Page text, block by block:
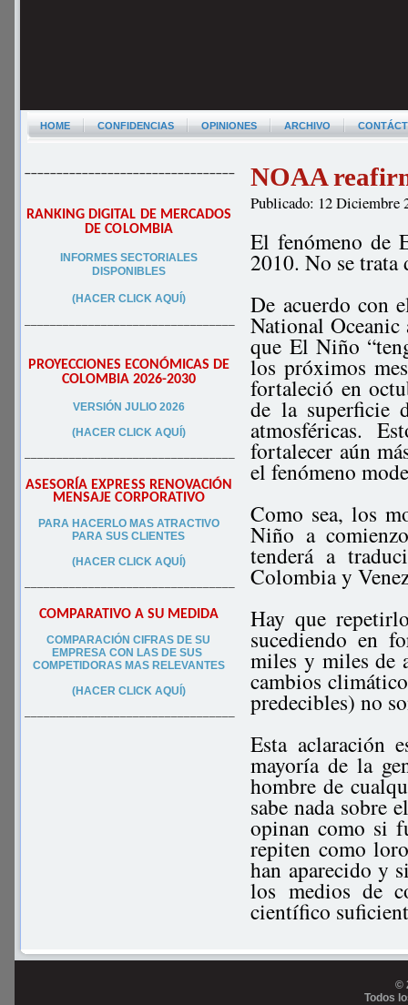
HOME CONFIDENCIAS OPINIONES ARCHIVO
–––––––––––––––––––––––––––––––––
RANKING DIGITAL DE MERCADOS
DE COLOMBIA
INFORMES SECTORIALES
DISPONIBLES
(HACER CLICK AQUÍ)
–––––––––––––––––––––––––––––––––
PROYECCIONES ECONÓMICAS DE
COLOMBIA 2026-2030
VERSIÓN JULIO 2026
(HACER CLICK AQUÍ)
–––––––––––––––––––––––––––––––––
ASESORÍA EXPRESS RENOVACIÓN
MENSAJE CORPORATIVO
PARA HACERLO MAS ATRACTIVO
PARA SUS CLIENTES
(HACER CLICK AQUÍ)
–––––––––––––––––––––––––––––––––
COMPARATIVO A SU MEDIDA
COMPARACIÓN CIFRAS DE SU
EMPRESA CON LAS DE SUS
COMPETIDORAS MAS RELEVANTES
(HACER CLICK AQUÍ)
–––––––––––––––––––––––––––––––––
NOAA
Publicado: 12 Diciembre
El fenómeno de
2010. No se
De acuerdo con
National
que El Niño
los próximos
fortaleció en
de la superficie
atmosféricas.
fortalecer aún
el fenómeno
Como sea, los
Niño a
tenderá a
Colombia y
Hay que
sucediendo en
miles y miles de
cambios
predecibles) no
Esta aclaración
mayoría de la
hombre de
sabe nada sobre
opinan como si
repiten como
han aparecido y
los medios de
científico
©
Todos